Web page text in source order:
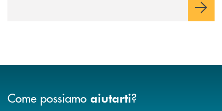
Come possiamo aiutarti?